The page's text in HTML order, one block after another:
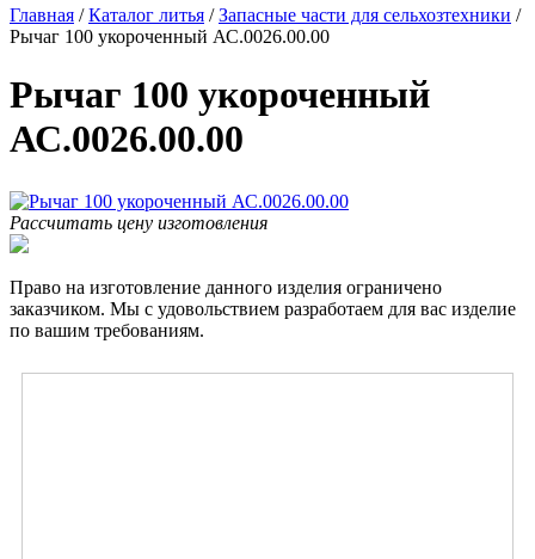
Главная /Каталог литья /Запасные части для сельхозтехники /
Рычаг 100 укороченный АС.0026.00.00
Рычаг 100 укороченный
АС.0026.00.00
Рассчитать цену изготовления
Право на изготовление данного изделия ограничено
заказчиком. Мы с удовольствием разработаем для вас изделие
по вашим требованиям.